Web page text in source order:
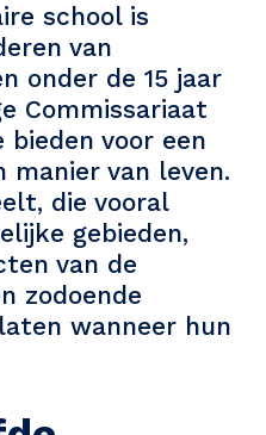
school is
van
onder de 15 jaar
Commissariaat
voor een
manier van leven.
die vooral
gebieden,
van de
zodoende
wanneer hun